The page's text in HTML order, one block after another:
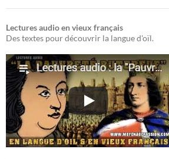
Lectures audio en vieux français
Des textes pour découvrir la langue d'oïl.